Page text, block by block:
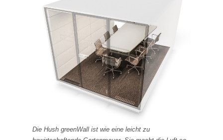
Die Hush greenWall ist wie eine leicht zu